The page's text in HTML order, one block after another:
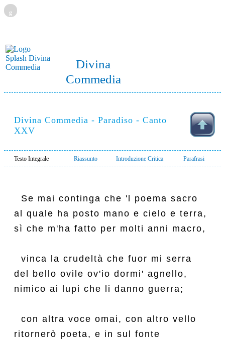
g
Divina
Commedia
Divina Commedia - Paradiso - Canto
XXV
Testo Integrale Riassunto Introduzione Critica Parafrasi
  Se mai continga che 'l poema sacro
al quale ha posto mano e cielo e terra,
sì che m'ha fatto per molti anni macro,
  vinca la crudeltà che fuor mi serra
del bello ovile ov'io dormi' agnello,
nimico ai lupi che li danno guerra;
  con altra voce omai, con altro vello
ritornerò poeta, e in sul fonte